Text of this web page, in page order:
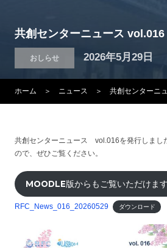
共創センターニュース vol.016
おしらせ
投
日:
2026年5月29日
ホーム ＞ ニュース ＞ 共創センターニ
共創センターニュース vol.016を発行しまし
ので、ぜひご覧ください。
MOODLE版からもご覧いただけます
RFC_News_016_20260529 ダウンロード